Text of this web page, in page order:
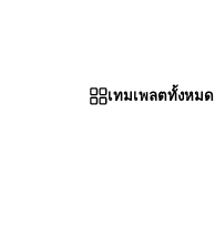
เทมเพลตทั้งหมด